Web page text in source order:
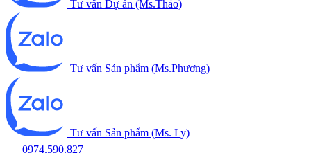
Tư vấn Dự án (Ms.Thảo)
Tư vấn Sản phẩm (Ms.Phương)
Tư vấn Sản phẩm (Ms. Ly)
0974.590.827